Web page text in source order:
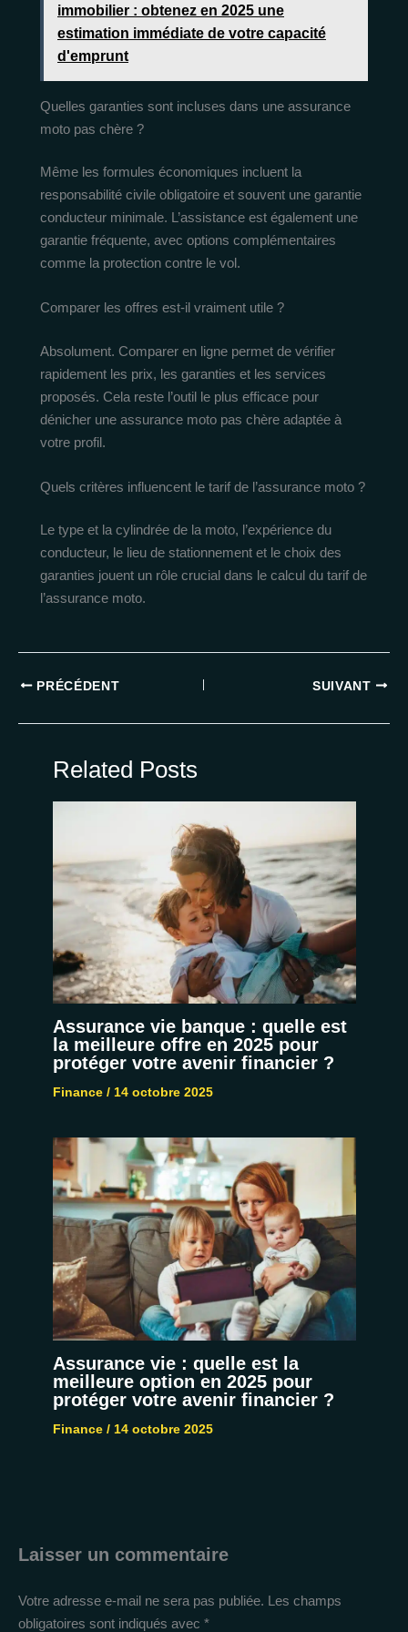
immobilier : obtenez en 2025 une
estimation immédiate de votre capacité
d'emprunt
Quelles garanties sont incluses dans une assurance
moto pas chère ?
Même les formules économiques incluent la
responsabilité civile obligatoire et souvent une garantie
conducteur minimale. L’assistance est également une
garantie fréquente, avec options complémentaires
comme la protection contre le vol.
Comparer les offres est-il vraiment utile ?
Absolument. Comparer en ligne permet de vérifier
rapidement les prix, les garanties et les services
proposés. Cela reste l’outil le plus efficace pour
dénicher une assurance moto pas chère adaptée à
votre profil.
Quels critères influencent le tarif de l’assurance moto ?
Le type et la cylindrée de la moto, l’expérience du
conducteur, le lieu de stationnement et le choix des
garanties jouent un rôle crucial dans le calcul du tarif de
l’assurance moto.
PRÉCÉDENT SUIVANT
Related Posts
Assurance vie banque : quelle est
la meilleure offre en 2025 pour
protéger votre avenir financier ?
Finance/ 14 octobre 2025
Assurance vie : quelle est la
meilleure option en 2025 pour
protéger votre avenir financier ?
Finance/ 14 octobre 2025
Laisser un commentaire
Votre adresse e-mail ne sera pas publiée. Les champs
obligatoires sont indiqués avec *